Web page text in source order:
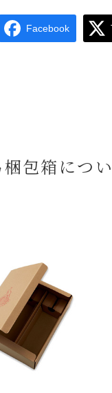
Facebook
包箱につ